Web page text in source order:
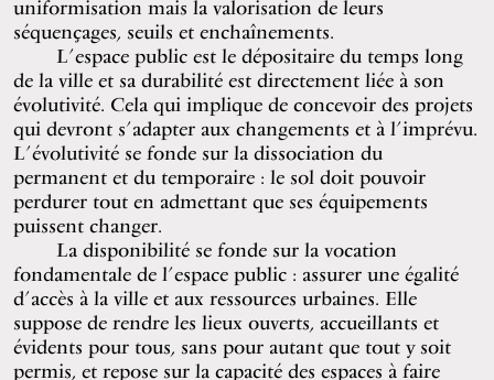
uniformisation mais la valorisation de leurs
séquençages, seuils et enchaînements.
L’espace public est le dépositaire du temps long
de la ville et sa durabilité est directement liée à son
évolutivité. Cela qui implique de concevoir des projets
qui devront s’adapter aux changements et à l’imprévu.
L’évolutivité se fonde sur la dissociation du
permanent et du temporaire : le sol doit pouvoir
perdurer tout en admettant que ses équipements
puissent changer.
La disponibilité se fonde sur la vocation
fondamentale de l’espace public : assurer une égalité
d’accès à la ville et aux ressources urbaines. Elle
suppose de rendre les lieux ouverts, accueillants et
évidents pour tous, sans pour autant que tout y soit
permis, et repose sur la capacité des espaces à faire